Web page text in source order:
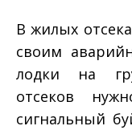
В жилых
своим
лодки на
отсеков
сигнальный